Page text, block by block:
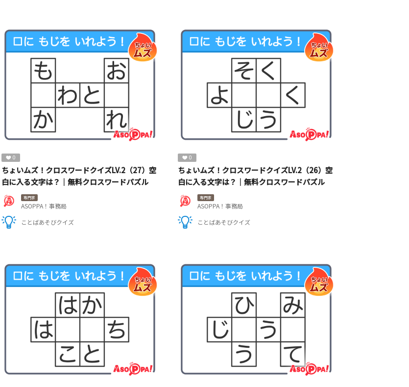
0
ちょいムズ！クロスワードクイズLV.2（27）空
白に入る文字は？｜無料クロスワードパズル
専門家
ASOPPA！事務局
ことばあそびクイズ
0
ちょいムズ！クロスワードクイズLV.2（26）空
白に入る文字は？｜無料クロスワードパズル
専門家
ASOPPA！事務局
ことばあそびクイズ